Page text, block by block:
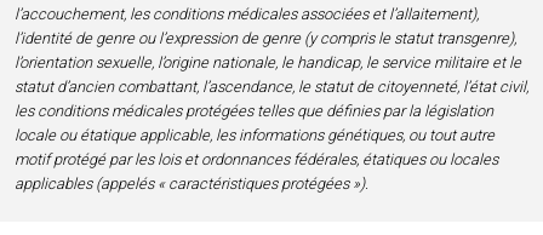
l’accouchement, les conditions médicales associées et l’allaitement),
l’identité de genre ou l’expression de genre (y compris le statut transgenre),
l’orientation sexuelle, l’origine nationale, le handicap, le service militaire et le
statut d’ancien combattant, l’ascendance, le statut de citoyenneté, l’état civil,
les conditions médicales protégées telles que définies par la législation
locale ou étatique applicable, les informations génétiques, ou tout autre
motif protégé par les lois et ordonnances fédérales, étatiques ou locales
applicables (appelés « caractéristiques protégées »).